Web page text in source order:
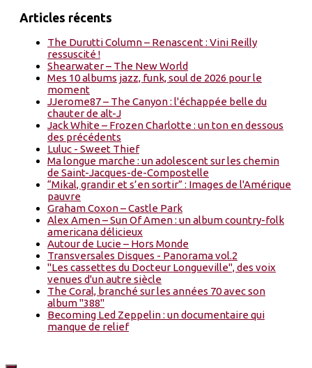
Articles récents
The Durutti Column – Renascent : Vini Reilly
ressuscité !
Shearwater – The New World
Mes 10 albums jazz, funk, soul de 2026 pour le
moment
JJerome87 – The Canyon : l'échappée belle du
chauter de alt-J
Jack White – Frozen Charlotte : un ton en dessous
des précédents
Luluc - Sweet Thief
Ma longue marche : un adolescent sur les chemin
de Saint-Jacques-de-Compostelle
“Mikal, grandir et s’en sortir” : Images de l'Amérique
pauvre
Graham Coxon – Castle Park
Alex Amen – Sun Of Amen : un album country-folk
americana délicieux
Autour de Lucie – Hors Monde
Transversales Disques - Panorama vol.2
"Les cassettes du Docteur Longueville", des voix
venues d'un autre siècle
The Coral, branché sur les années 70 avec son
album "388"
Becoming Led Zeppelin : un documentaire qui
manque de relief